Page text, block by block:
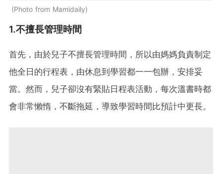
Photo from Mamidaily
1.不擅長管理時間
首先，由於兒子不擅長管理時間，所以由媽媽負責制定
他全日的行程表，由休息到學習都一一包辦，安排妥
當。然而，兒子卻沒有緊貼日程表活動，每次溫書時都
會非常懶惰，不斷拖延，導致學習時間比預計中更長。